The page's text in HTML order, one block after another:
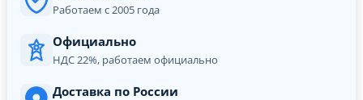
Работаем с 2005 года
Официально
НДС 22%, работаем официально
Доставка по России